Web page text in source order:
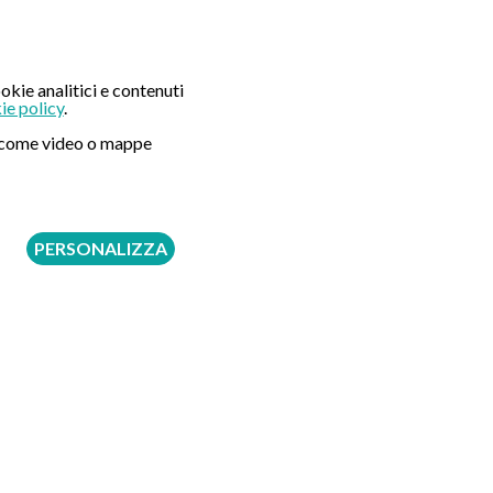
analitici e contenuti
policy.
video o mappe
PERSONALIZZA
Seguici su: